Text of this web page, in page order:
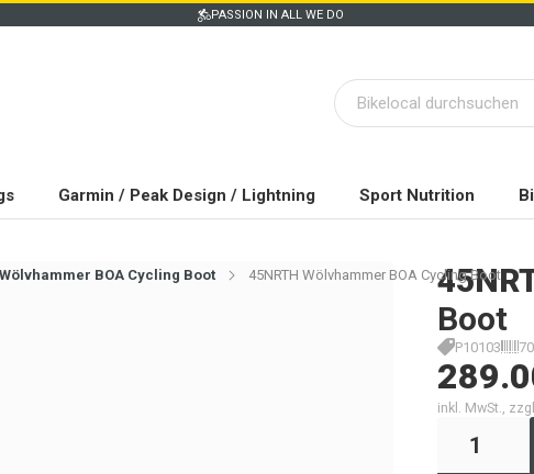
PASSION IN ALL WE DO
Garmin / Peak Design / Lightning Sport Nutrition
BOA Cycling Boot 45NRTH Wölvhammer BOA Cycling Boot
Boot
P10103
inkl. MwSt.,